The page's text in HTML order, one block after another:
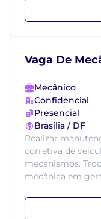
Vaga De
Mecânico
Confidencial
Presencial
Brasília / DF
Realizar
corretiva de
mecanismos.
mecânica em